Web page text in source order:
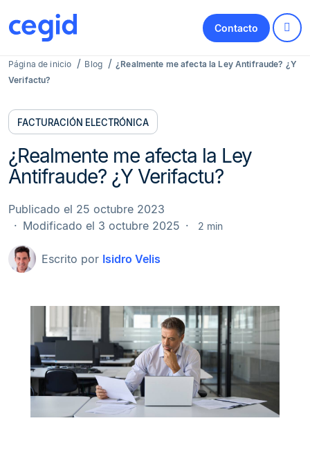
Contacto
Página de inicio Blog
¿Realmente me afecta la Ley Antifraude? ¿Y
Verifactu?
FACTURACIÓN ELECTRÓNICA
¿Realmente me afecta la Ley
Antifraude? ¿Y Verifactu?
Escrito por Isidro Velis
Publicado el 25 octubre 2023
Modificado el 3 octubre 2025
2 min